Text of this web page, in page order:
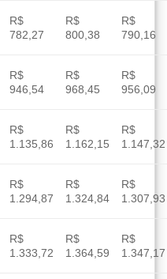
R$
782,27
R$
800,38
R$
790,16
R$
946,54
R$
968,45
R$
956,09
R$
1.135,86
R$
1.162,15
R$
1.147,32
R$
1.294,87
R$
1.324,84
R$
1.307,93
R$
1.333,72
R$
1.364,59
R$
1.347,17